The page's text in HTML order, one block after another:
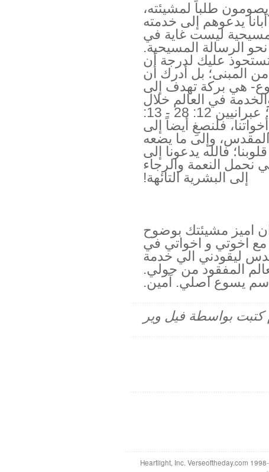
طلباً لمشيئته،
يدعوهم إلى خدمته
ليست غاية في
الرسالة المسيحية.
تستحوذ عليك لدرجة أن
المبنى؛ بل أدرك أن
هي بركة تهدف إلى
في العالم خلال
حياتنا اليومية (رومية 12: 1-2؛ عبرانيين 12: 28 - 13:
فلنصغِ أيضاً إلى
المقدس، وإلى ما يضعه
فالله يدعونا إلى
نحمل النعمة والرجاء
إلى البشرية التائهة!
اميز مشيئتك بوضوح
مع اخوتي و اخواتي في
ليقودني الي خدمة
المفقود من حولي.
يسوع اصلي. آمين.
كتبت بواسطة فيل وير